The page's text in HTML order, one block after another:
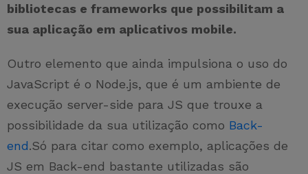
bibliotecas e frameworks que possibilitam a
sua aplicação em aplicativos mobile.
Outro elemento que ainda impulsiona o uso do
JavaScript é o Node.js, que é um ambiente de
execução server-side para JS que trouxe a
possibilidade da sua utilização como Back-
end.Só para citar como exemplo, aplicações de
JS em Back-end bastante utilizadas são